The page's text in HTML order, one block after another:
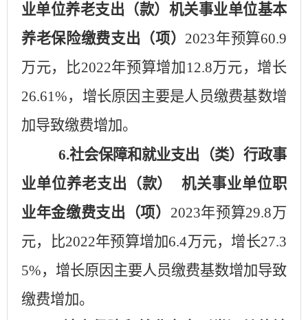
业单位养老支出（款）机关事业单位基本
养老保险缴费支出（项） 2023年预算60.9
万元，比2022年预算增加12.8万元，增长
26.61%，增长原因主要是人员缴费基数增
加导致缴费增加。
6.社会保障和就业支出（类）行政事
业单位养老支出（款）
机关事业单位职
业年金缴费支出（项） 2023年预算29.8万
元，比2022年预算增加6.4万元，增长27.3
5%，增长原因主要人员缴费基数增加导致
缴费增加。